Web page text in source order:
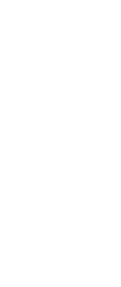
N / Momordica
მლ. 5 ამპულა
lodum D8, Podophyllum
Hahnemanni D8,
clavatum D6,
D8, Argentum nitricum
22 mg. ასევე, საინექციო
და